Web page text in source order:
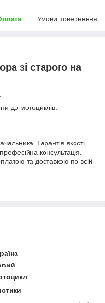
Умови повернення
зі старого на
до мотоциклів.
Гарантія якості,
консультація.
та доставкою по всій